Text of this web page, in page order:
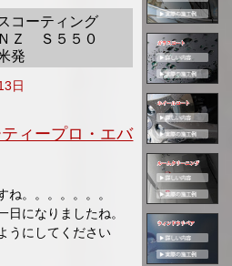
コーティング
Ｚ Ｓ５５０
発
日
ィープロ・エバ
ね。。。。。。。
日になりましたね。
うにしてください